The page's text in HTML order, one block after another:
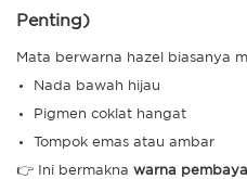
Penting)
Mata berwarna hazel biasanya
Nada bawah hijau
Pigmen coklat hangat
Tompok emas atau ambar
👉 Ini bermakna warna